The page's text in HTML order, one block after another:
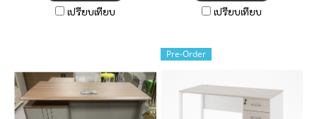
เปรียบเทียบ
เปรียบเทียบ
Pre-Order